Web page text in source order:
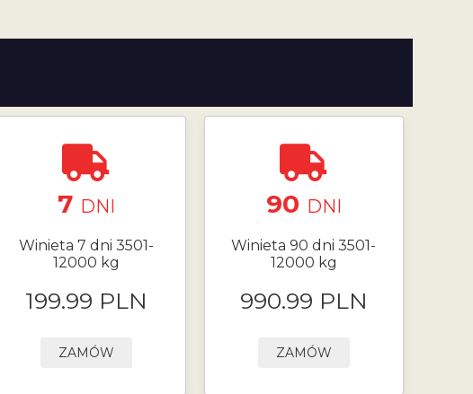
7 DNI
Winieta 7 dni 3501-
12000 kg
199.99 PLN
ZAMÓW
90 DNI
Winieta 90 dni 3501-
12000 kg
990.99 PLN
ZAMÓW